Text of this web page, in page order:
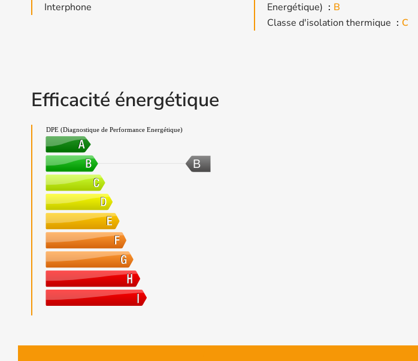
Interphone
Energétique)
B
Classe d'isolation thermique
C
Efficacité énergétique
B
DPE (Diagnostique de Performance Energétique)